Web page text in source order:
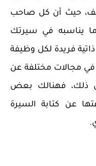
حيث أن كل صاحب
يناسبه في سيرتك
فريدة لكل وظيفة
في مجالات مختلفة عن
ذلك، فهنالك بعض
عن كتابة السيرة